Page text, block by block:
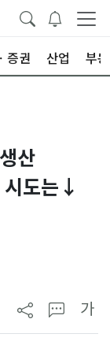
증권 산업 부
산
도는↓
가